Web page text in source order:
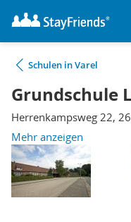
Schulen in Varel
Grundschule
Herrenkampsweg 22,
Mehr anzeigen